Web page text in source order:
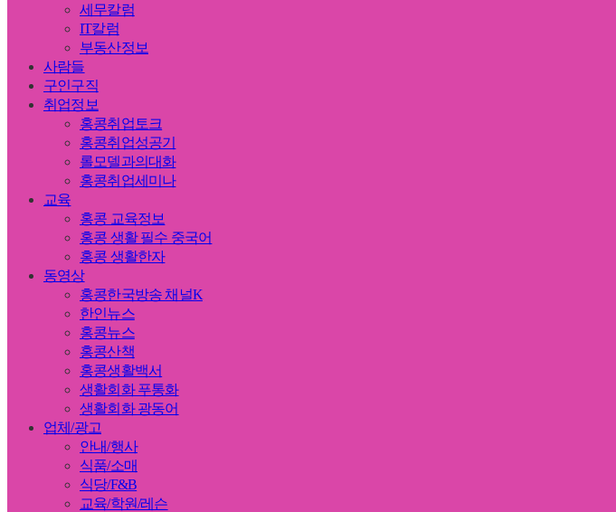
세무칼럼
IT칼럼
부동산정보
사람들
구인구직
취업정보
홍콩취업토크
홍콩취업성공기
롤모델과의대화
홍콩취업세미나
교육
홍콩 교육정보
홍콩 생활 필수 중국어
홍콩 생활한자
동영상
홍콩한국방송 채널K
한인뉴스
홍콩뉴스
홍콩산책
홍콩생활백서
생활회화 푸통화
생활회화 광동어
업체/광고
안내/행사
식품/소매
식당/F&B
교육/학원/레슨